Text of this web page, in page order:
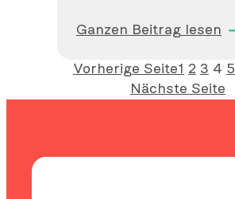
Ganzen Beitrag lesen
Vorherige Seite1 2 3 4 5
Nächste Seite